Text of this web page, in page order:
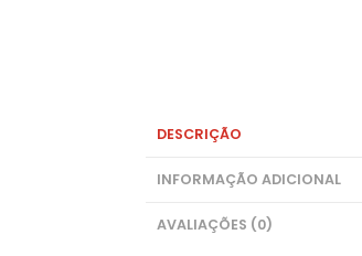
DESCRIÇÃO
INFORMAÇÃO ADICIONAL
AVALIAÇÕES (0)